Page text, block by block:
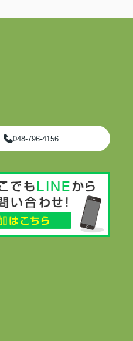
048-796-4156